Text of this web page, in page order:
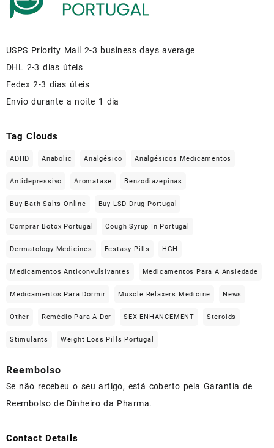
USPS Priority Mail 2-3 business days average
DHL 2-3 dias úteis
Fedex 2-3 dias úteis
Envio durante a noite 1 dia
Tag Clouds
ADHD Anabolic Analgésico Analgésicos Medicamentos
Antidepressivo Aromatase Benzodiazepinas
Buy Bath Salts Online Buy LSD Drug Portugal
Comprar Botox Portugal Cough Syrup In Portugal
Dermatology Medicines Ecstasy Pills HGH
Medicamentos Anticonvulsivantes Medicamentos Para A Ansiedade
Medicamentos Para Dormir Muscle Relaxers Medicine News
Other Remédio Para A Dor SEX ENHANCEMENT Steroids
Stimulants Weight Loss Pills Portugal
Reembolso
Se não recebeu o seu artigo, está coberto pela Garantia de
Reembolso de Dinheiro da Pharma.
Contact Details